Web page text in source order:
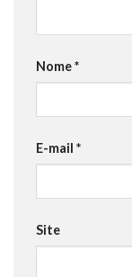
Nome*
E-mail *
Site